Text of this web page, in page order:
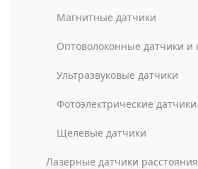
Магнитные датчики
Оптоволоконные датчики и
Ультразвуковые датчики
Фотоэлектрические датчики
Щелевые датчики
Лазерные датчики расстояния